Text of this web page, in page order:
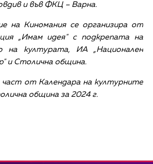
и във ФКЦ – Варна.
на Киномания се организира от
„Имам идея" с подкрепата на
на културата, ИА „Национален
и Столична община.
от Календара на културните
община за 2024 г.